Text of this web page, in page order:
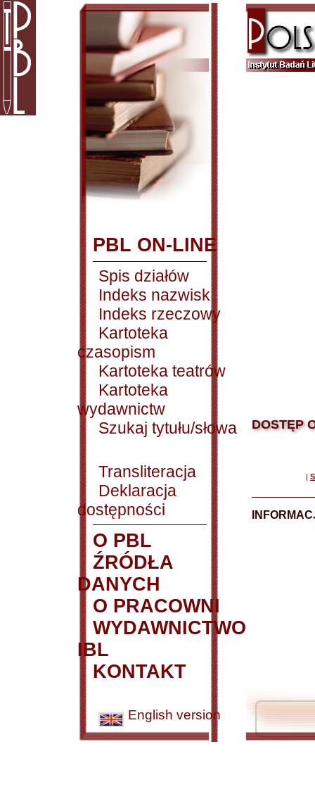
PBL ON-LINE
Spis działów
Indeks nazwisk
Indeks rzeczowy
Kartoteka
czasopism
Kartoteka teatrów
Kartoteka
wydawnictw
Szukaj tytułu/słowa
Transliteracja
Deklaracja
dostępności
O PBL
ŹRÓDŁA
DANYCH
O PRACOWNI
WYDAWNICTWO
IBL
KONTAKT
English version
DOSTĘP
|